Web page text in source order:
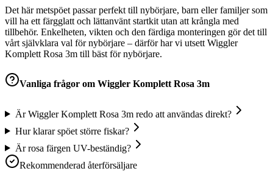
Det här metspöet passar perfekt till nybörjare, barn eller familjer som
vill ha ett färgglatt och lättanvänt startkit utan att krångla med
tillbehör. Enkelheten, vikten och den färdiga monteringen gör det till
vårt självklara val för nybörjare – därför har vi utsett Wiggler
Komplett Rosa 3m till bäst för nybörjare.
Vanliga frågor om Wiggler Komplett Rosa 3m
Är Wiggler Komplett Rosa 3m redo att användas direkt?
Hur klarar spöet större fiskar?
Är rosa färgen UV-beständig?
Rekommenderad återförsäljare